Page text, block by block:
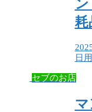
耗
日
セブのお店
マ